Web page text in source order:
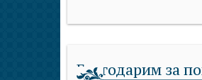
Благодарим за